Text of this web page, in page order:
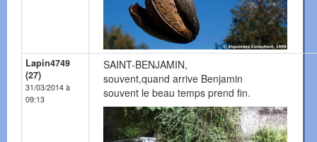
Lapin4749
(27)
31/03/2014 à
09:13
SAINT-BENJAMIN,
souvent,quand arrive Benjamin
souvent le beau temps prend fin.